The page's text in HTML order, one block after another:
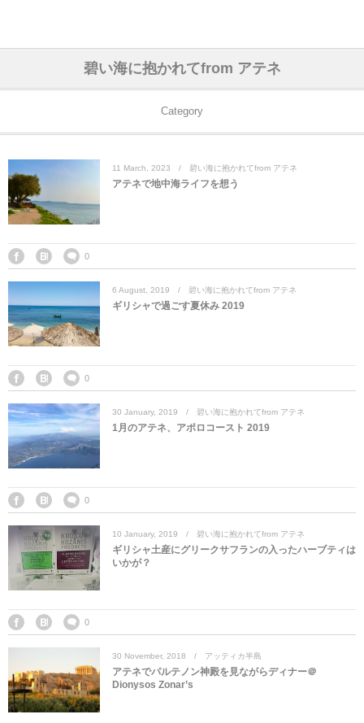
碧い海に抱かれてfrom アテネ
Category
11 March 2023 碧い海に抱かれてfrom アテネ
アテネで地中海ライフを想う
0
6 August 2019 碧い海に抱かれてfrom アテネ
ギリシャで過ごす夏休み 2019
0
30 January, 2019 碧い海に抱かれてfrom アテネ
1月のアテネ、アポロコースト 2019
0
10 January, 2019 碧い海に抱かれてfrom アテネ
ギリシャ土産にグリークサフランの入ったハーブティは
いかが？
0
30 November, 2018 アッティカ半島
アテネでパルテノン神殿を見ながらディナー＠
Dionysos Zonar’s
アジアのホテル シンガポール
中国のホテル
ミャンマーの
タイのホテル
ヨーロッパのホテル
フランスのホ
ギリシャのホ
オランダのホ
ヨーロッパ他
中東のホテル
オマーンのホ
アラブ首長国
アメリカのホテル
アメリカ合衆
アフリカのホテル
モロッコのホ
エジプトのホ
オセアニアのホテル
中央ヨーロッパ オーストリア
ブルガリア
西ヨーロッパ
ベルギー
フランス
リヒテンシュ
東ヨーロッパ
ロシア
ポーランド
南ヨーロッパ
ギリシャ
イタリア
北ヨーロッパ
デンマーク
中国 香港&マカオ
北京
西安
カンボジア
インド
インドネシア
韓国
日本
東京、神奈川
京都、奈良
ラオス
マレーシア
モルディブ
ミャンマー
シンガポール
フィリピン
ヴェトナム
タイ
モロッコ
エジプト
ナミビア
アメリカ合衆国
カタール
サウジアラビア
トルコ
オマーン
アラブ首長国連邦
ドバイ
アブダビ
エーゲ航空
エールフランス＆イベリア航空
全日空・日本航空
エミレーツ航空
エチオピア航空
ユーロスター・タリス
ルフトハンザ航空・ブリュッセル航空
カタール航空
シンガポール航空